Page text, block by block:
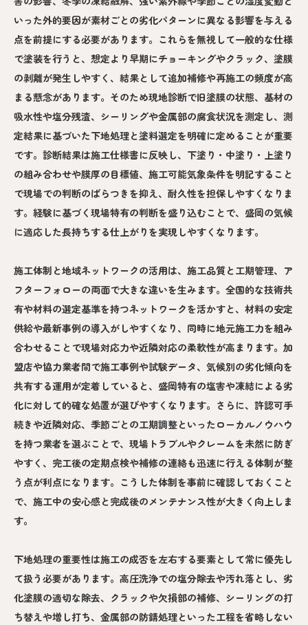
いった外的要因が素材ごとの劣化パターンに異なる影響を与える
点を前提にする必要があります。これらを無視して一般的な仕様
で塗装を行うと、想定より早期にチョーキングやクラック、塗膜
の剥離が発生しやすく、結果として追加補修や再施工の頻度が高
まる懸念があります。そのため現地診断で旧塗膜の状態、基材の
吸水性や塩分残渣、シーリングや金属部の腐食状況を測定し、測
定結果に基づいた下地処理と塗料選定を明確に定めることが重要
です。診断結果は施工仕様書に反映し、下塗り・中塗り・上塗り
の組み合わせや膜厚の目標値、施工可能気象条件を明記すること
で現場での判断のばらつきを抑え、耐久性を担保しやすくなりま
す。経験に基づく現場特有の判断を盛り込むことで、盛岡の気候
に適応した長持ちする仕上がりを実現しやすくなります。
施工体制と地域ネットワークの活用は、施工品質と工期管理、ア
フターフォローの両面で大きな違いを生みます。全国的な技術共
有や材料の選定基準を持つネットワークを活かすと、材料の安定
供給や最新事例の導入がしやすくなり、同時に地元施工力を組み
合わせることで現場対応力や近隣対応の柔軟性が高まります。加
盟店や協力業者間で施工事例や試験データ、気候別の劣化傾向を
共有する運用が定着していると、盛岡特有の塩害や凍結による劣
化に対して的確な処置が選びやすくなります。さらに、許認可手
続きや近隣対応、季節ごとの工期調整といったローカルノウハウ
を持つ業者を選ぶことで、現場トラブルやクレームを未然に防ぎ
やすく、完工後の定期点検や補修の連絡も迅速に行える体制が整
う点が利点になります。こうした体制を事前に確認しておくこと
で、施工中の安心感と完成後のメンテナンス性が大きく向上しま
す。
下地処理の重要性は施工の成否を左右する要素として常に優先し
て扱う必要があります。高圧洗浄での塩分除去や汚れ落とし、劣
化塗膜の適切な除去、クラックや欠損部の補修、シーリングの打
ち替えや増し打ち、金属部の防錆処理といった工程を省略しない